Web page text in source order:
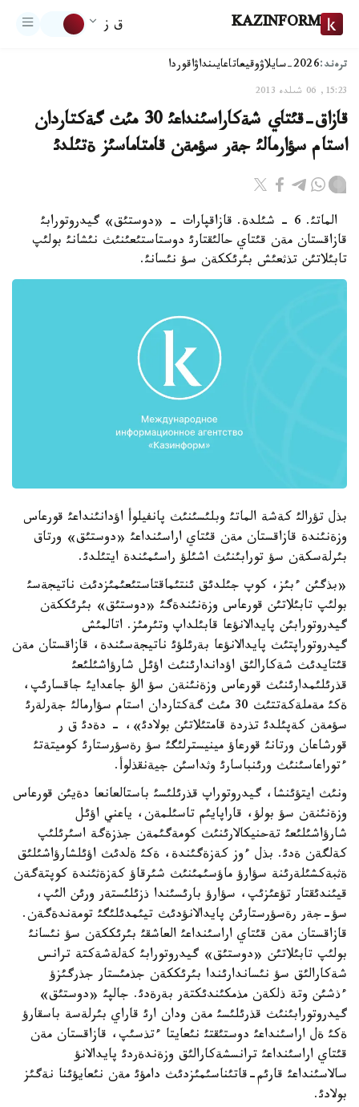
KAZINFORM ق ز
ترەند:2026-سايلاۋ وقيعاتاعايىنداۋاقوردا
15:23, 06 شىلدە 2013
قازاق-قئتاي شةكاراسئنداعئ 30 مئث گةكتاردان
استام سؤارمالئ جةر سؤمةن قامتاماسئز ةتئلدئ
الماتئ. 6 - شئلدة. قازاقپارات - «دوستئق» گيدروتورابئ
قازاقستان مةن قئتاي حالئقتارئ دوستاستئعئنئث نئشانئ بولئپ
تابئلاتئن تذثعئش بئرئككةن سؤ نئسانئ.
بذل تؤرالئ كةشة الماتئ وبلئسئنئث پانفيلوأ اؤدانئنداعئ قورعاس
وزةنئندة قازاقستان مةن قئتاي اراسئنداعئ «دوستئق» ورتاق
بئرلةسكةن سؤ تورابئنئث اشئلؤ راسئمئندة ايتئلدئ.
«بذگئن ءبئز، كوپ جئلدئق ئنتئماقتاستئعئمئزدئث ناتيجةسئ
بولئپ تابئلاتئن قورعاس وزةنئندةگئ «دوستئق» بئرئككةن
گيدروتورابئن پايدالانؤعا قابئلداپ وتئرمئز. اتالمئش
گيدروتوراپتئث پايدالانؤعا بةرئلؤئ ناتيجةسئندة، قازاقستان مةن
قئتايدئث شةكارالئق اؤداندارئنئث اؤئل شارؤاشئلئعئ
قذرئلئمدارئنئث قورعاس وزةنئنةن سؤ الؤ جاعدايئ جاقسارئپ،
ةكئ مةملةكةتتئث 30 مئث گةكتاردان استام سؤارمالئ جةرلةرئ
سؤمةن كةپئلدئ تذردة قامتئلاتئن بولادئ»، - دةدئ ق ر
قورشاعان ورتانئ قورعاؤ مينيسترلئگئ سؤ رةسؤرستارئ كوميتةتئ
ءتوراعاسئنئث ورئنباسارئ وثداسئن جيةنقذلوأ.
ونئث ايتؤئنشا، گيدروتوراپ قذرئلئسئ باستالعانعا دةيئن قورعاس
وزةنئنةن سؤ بولؤ، قاراپايئم تاسئلمةن، ياعني اؤئل
شارؤاشئلئعئ تةحنيكالارئنئث كومةگئمةن جذزةگة اسئرئلئپ
كةلگةن ةدئ. بذل ءوز كةزةگئندة، ةكئ ةلدئث اؤئلشارؤاشئلئق
ةثبةكشئلةرئنة سؤارؤ ماؤسئمئنئث شئرقاؤ كةزةثئندة كوپتةگةن
قيئندئقتار تؤعئزئپ، سؤارؤ بارئسئندا ذزئلئستةر ورئن الئپ،
سؤ-جةر رةسؤرستارئن پايدالانؤدئث تيئمدئلئگئ تومةندةگةن.
قازاقستان مةن قئتاي اراسئنداعئ العاشقئ بئرئككةن سؤ نئسانئ
بولئپ تابئلاتئن «دوستئق» گيدروتورابئ كةلةشةكتة ترانس
شةكارالئق سؤ نئساندارئندا بئرئككةن جذمئستار جذرگئزؤ
ءذشئن وتة ذلكةن مذمكئندئكتةر بةرةدئ. جالپئ «دوستئق»
گيدروتورابئنئث قذرئلئسئ مةن ودان ارئ قاراي بئرلةسة باسقارؤ
ةكئ ةل اراسئنداعئ دوستئقتئ نئعايتا ءتذسئپ، قازاقستان مةن
قئتاي اراسئنداعئ ترانسشةكارالئق وزةندةردئ پايدالانؤ
سالاسئنداعئ قارئم-قاتئناسئمئزدئث دامؤئ مةن نئعايؤئنا نةگئز
بولادئ.